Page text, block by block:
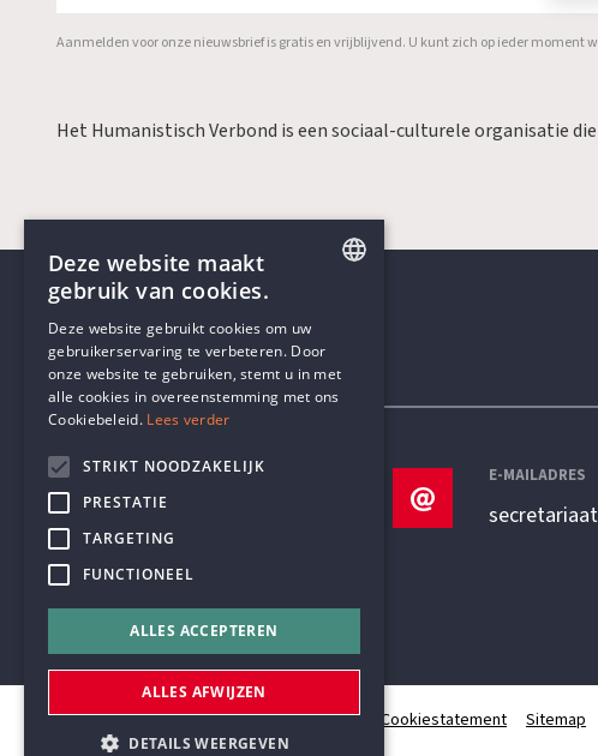
Aanmelden voor onze nieuwsbrief is gratis en vrijblijvend. U kunt zich op ieder moment
Het Humanistisch Verbond is een sociaal-culturele organisatie
Contactgegevens
TELEFOON
+32 3 233 70 32
E-MAILADRES
© Humanistisch Verbond 2026 Privacy Cookiestatement Sitemap
#codedwithlove byCodelines
DUTCH
Deze website maakt
gebruik van cookies.
Deze website gebruikt cookies om uw
gebruikerservaring te verbeteren. Door
onze website te gebruiken, stemt u in met
alle cookies in overeenstemming met ons
Cookiebeleid. Lees verder
STRIKT NOODZAKELIJK
PRESTATIE
TARGETING
FUNCTIONEEL
ALLES ACCEPTEREN
ALLES AFWIJZEN
DETAILS WEERGEVEN